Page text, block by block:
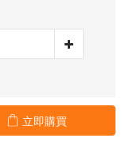
立即購買